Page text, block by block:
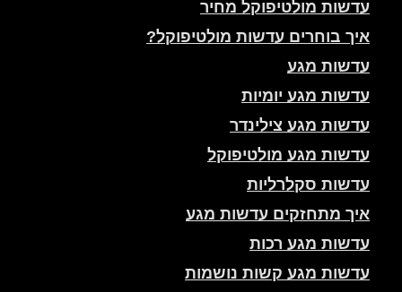
עדשות מולטיפוקל מחיר
איך בוחרים עדשות מולטיפוקל?
עדשות מגע
עדשות מגע יומיות
עדשות מגע צילינדר
עדשות מגע מולטיפוקל
עדשות סקלרליות
איך מתחזקים עדשות מגע
עדשות מגע רכות
עדשות מגע קשות נושמות